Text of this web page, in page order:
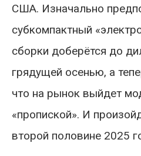
США. Изначально
субкомпактный
сборки доберётся до
грядущей осенью, а
что на рынок выйдет
«пропиской». И
второй половине 2025